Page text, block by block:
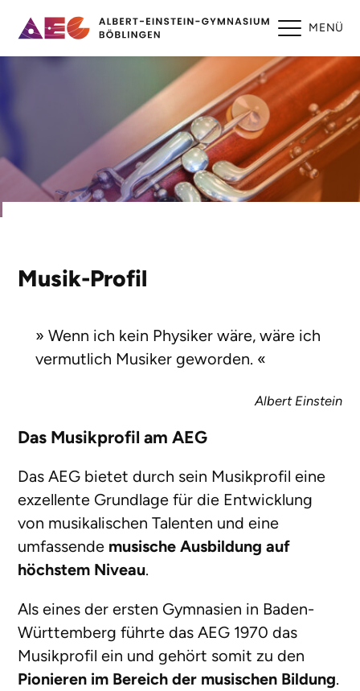
Musik-Profil
Wenn ich kein Physiker wäre, wäre ich
vermutlich Musiker geworden.
Albert Einstein
Das Musikprofil am AEG
Das AEG bietet durch sein Musikprofil eine
exzellente Grundlage für die Entwicklung
von musikalischen Talenten und eine
umfassende musische Ausbildung auf
höchstem Niveau.
Als eines der ersten Gymnasien in Baden-
Württemberg führte das AEG 1970 das
Musikprofil ein und gehört somit zu den
Pionieren im Bereich der musischen Bildung.
MENÜ